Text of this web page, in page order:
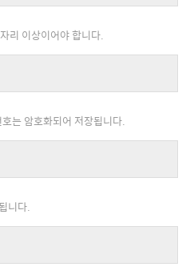
리 이상이어야 합니다.
는 암호화되어 저장됩니다.
니다.